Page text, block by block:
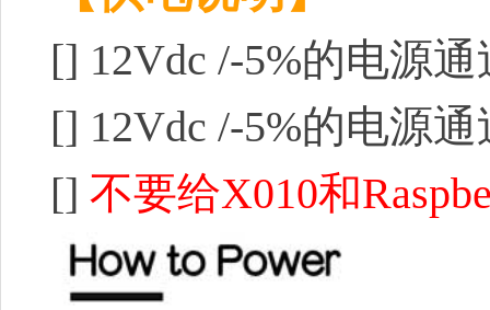
[] 12Vdc /-5%的电源
[] 12Vdc /-5%的电源
[] 不要给X010和